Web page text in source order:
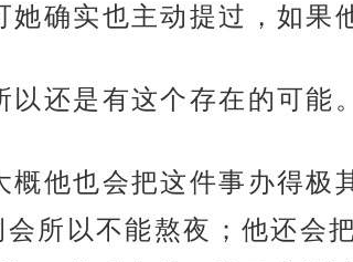
她确实也主动提过，如果
以还是有这个存在的可能。
概他也会把这件事办得极
会所以不能熬夜；他还会